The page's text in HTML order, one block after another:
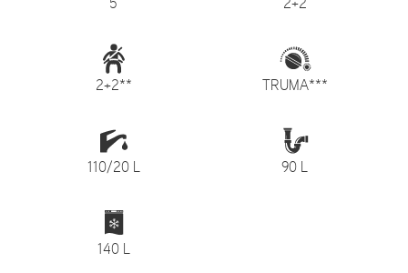
5 2+2
2+2** TRUMA***
110/20 L 90 L
140 L